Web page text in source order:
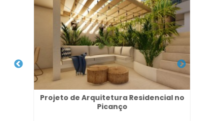
Projeto de Arquitetura Residencial no
Picanço